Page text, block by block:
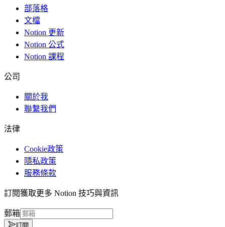
部落格
文檔
Notion 更新
Notion 公式
Notion 課程
公司
關於我
聯繫我們
法律
Cookie政策
隱私政策
服務條款
訂閱獲取更多 Notion 技巧與資訊
郵箱